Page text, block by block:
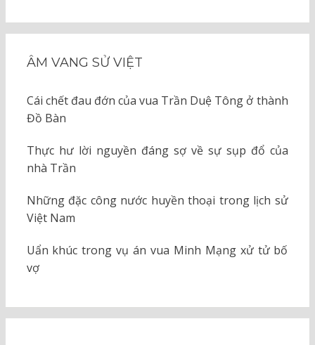
ÂM VANG SỬ VIỆT
Cái chết đau đớn của vua Trần Duệ Tông ở thành
Đồ Bàn
Thực hư lời nguyền đáng sợ về sự sụp đổ của
nhà Trần
Những đặc công nước huyền thoại trong lịch sử
Việt Nam
Uẩn khúc trong vụ án vua Minh Mạng xử tử bố
vợ